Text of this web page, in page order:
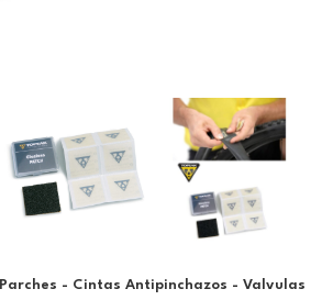
Parches - Cintas Antipinchazos - Valvulas